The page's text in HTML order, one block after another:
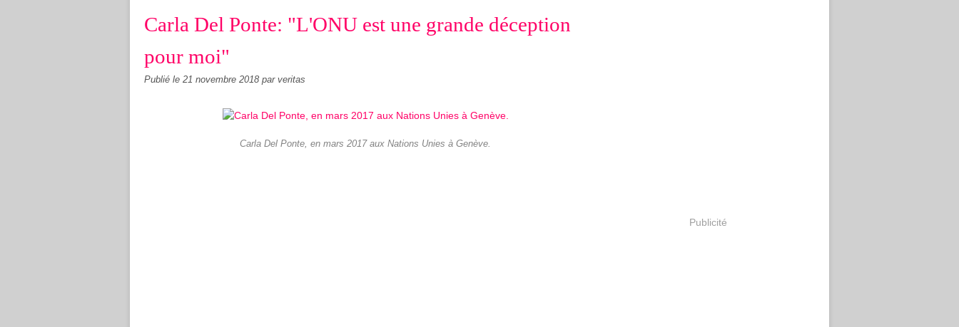
Carla Del Ponte: "L'ONU est une grande déception
pour moi"
Publié le 21 novembre 2018 par veritas
Carla Del Ponte, en mars 2017 aux Nations Unies à Genève.
Publicité